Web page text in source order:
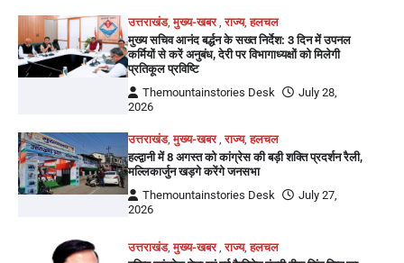
उत्तराखंड,मुख्य-खबर ,राज्य,हलचल
मुख्य सचिव आनंद बर्द्धन के सख्त निर्देश: 3 दिन में उपनल
कर्मियों से करें अनुबंध, देरी पर विभागाध्यक्षों को मिलेगी
प्रतिकूल प्रविष्टि
Themountainstories Desk
July 28,
2026
उत्तराखंड,मुख्य-खबर ,राज्य,हलचल
हल्द्वानी में 8 अगस्त को कांग्रेस की बड़ी शक्ति प्रदर्शन रैली,
मल्लिकार्जुन खड़गे करेंगे जनसभा
Themountainstories Desk
July 27,
2026
उत्तराखंड,मुख्य-खबर ,राज्य,हलचल